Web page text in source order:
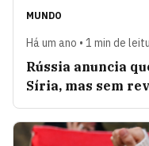
MUNDO
Há um ano • 1 min de
Rússia anuncia
Síria, mas sem